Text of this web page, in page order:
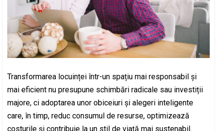
Transformarea locuinței într-un spațiu mai responsabil și
mai eficient nu presupune schimbări radicale sau investiții
majore, ci adoptarea unor obiceiuri și alegeri inteligente
care, în timp, reduc consumul de resurse, optimizează
costurile și contribuie la un stil de viață mai sustenabil.